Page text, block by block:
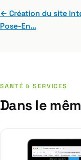
← Création du site
Pose-En…
SANTÉ & SERVICES
Dans le